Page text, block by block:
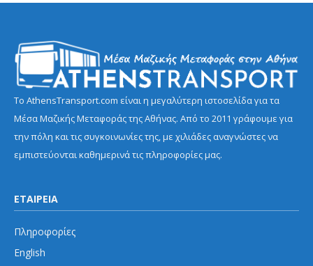
Το AthensTransport.com είναι η μεγαλύτερη ιστοσελίδα για τα
Μέσα Μαζικής Μεταφοράς της Αθήνας. Από το 2011 γράφουμε για
την πόλη και τις συγκοινωνίες της, με χιλιάδες αναγνώστες να
εμπιστεύονται καθημερινά τις πληροφορίες μας.
ΕΤΑΙΡΕΙΑ
Πληροφορίες
English